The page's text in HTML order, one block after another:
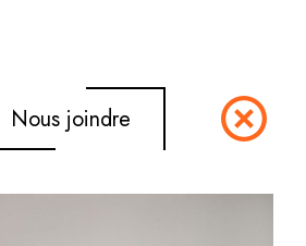
Nous joindre